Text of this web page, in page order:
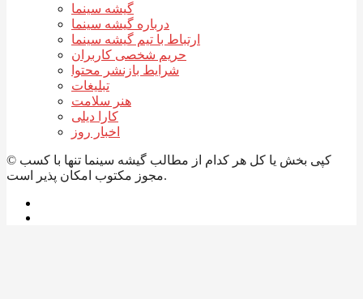
گیشه سینما
درباره گیشه سینما
ارتباط با تیم گیشه سینما
حریم شخصی کاربران
شرایط بازنشر محتوا
تبلیغات
هنر سلامت
کارا دیلی
اخبار روز
© کپی بخش یا کل هر کدام از مطالب گیشه سینما تنها با کسب
مجوز مکتوب امکان پذیر است.